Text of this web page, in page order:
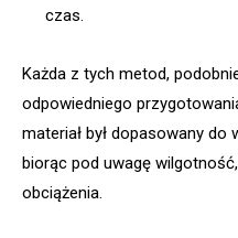
czas.
Każda z tych metod,
odpowiedniego
materiał był dopasowany do
biorąc pod uwagę
obciążenia.